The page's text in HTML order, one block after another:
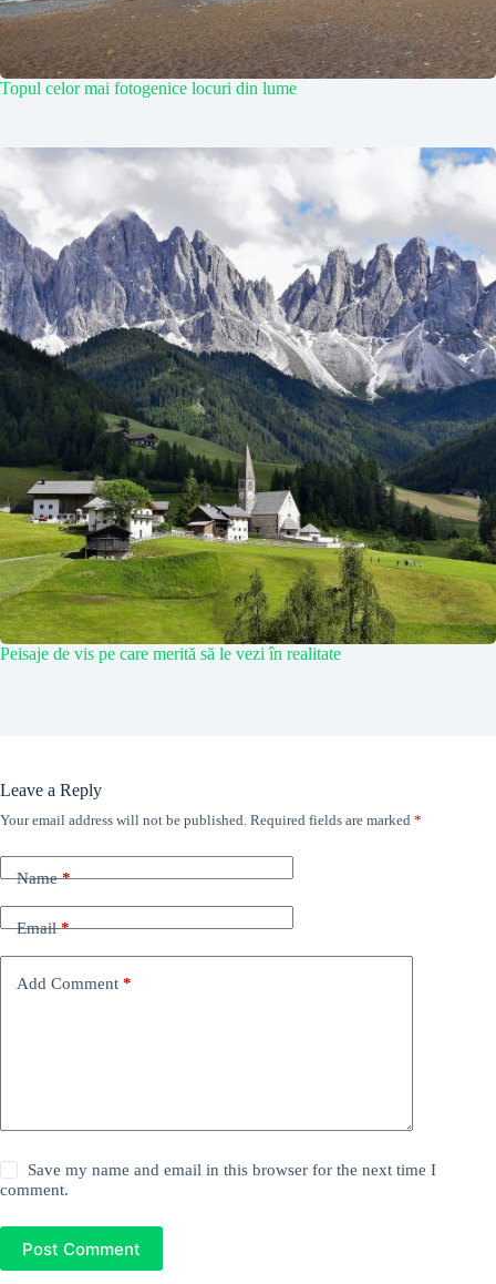
Topul celor mai fotogenice locuri din lume
Peisaje de vis pe care merită să le vezi în realitate
Leave a Reply
Your email address will not be published. Required fields are marked *
Name*
Email*
Add Comment *
Save my name and email in this browser for the next time I
comment.
Post Comment